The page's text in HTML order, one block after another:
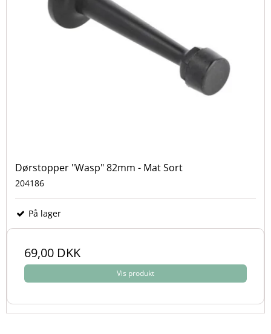
Dørstopper "Wasp" 82mm - Mat Sort
204186
På lager
69,00 DKK
Vis produkt